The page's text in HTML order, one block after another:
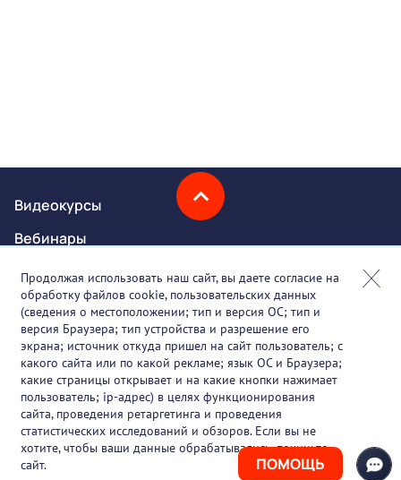
ПОМОЩЬ
Видеокурсы
Вебинары
Онлайн-события
Партнеры
О проекте
Вакансии
Блог
Контакты
Продолжая использовать наш сайт, вы даете согласие на
обработку файлов cookie, пользовательских данных
(сведения о местоположении; тип и версия ОС; тип и
версия Браузера; тип устройства и разрешение его
экрана; источник откуда пришел на сайт пользователь; с
какого сайта или по какой рекламе; язык ОС и Браузера;
какие страницы открывает и на какие кнопки нажимает
пользователь; ip-адрес) в целях функционирования
сайта, проведения ретаргетинга и проведения
статистических исследований и обзоров. Если вы не
хотите, чтобы ваши данные обрабатывались, покиньте
сайт.